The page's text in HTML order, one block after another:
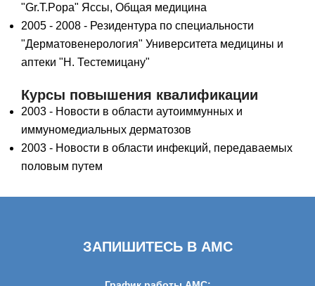
"Gr.T.Popa" Яссы, Общая медицина
2005 - 2008 - Резидентура по специальности
"Дерматовенерология" Университета медицины и
аптеки "Н. Тестемицану"
Курсы повышения квалификации
2003 - Новости в области аутоиммунных и
иммуномедиальных дерматозов
2003 - Новости в области инфекций, передаваемых
половым путем
ЗАПИШИТЕСЬ В AMC